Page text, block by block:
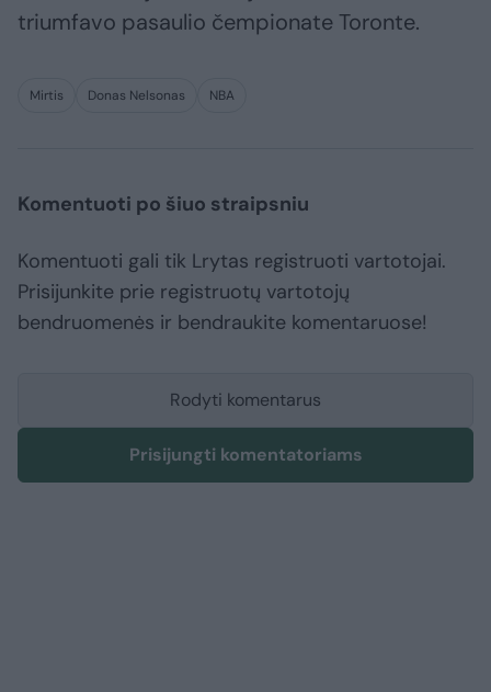
triumfavo pasaulio čempionate Toronte.
Mirtis Donas Nelsonas NBA
Komentuoti po šiuo straipsniu
Komentuoti gali tik Lrytas registruoti vartotojai.
Prisijunkite prie registruotų vartotojų
bendruomenės ir bendraukite komentaruose!
Rodyti komentarus
Prisijungti komentatoriams